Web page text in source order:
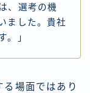
、選考の機
ました。貴社
。」
場面ではあり